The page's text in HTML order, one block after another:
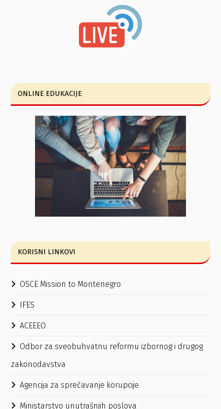
ONLINE EDUKACIJE
KORISNI LINKOVI
OSCE Mission to Montenegro
IFES
ACEEEO
Odbor za sveobuhvatnu reformu izbornog i drugog
zakonodavstva
Agencija za sprečavanje korupcije
Ministarstvo unutrašnjih poslova